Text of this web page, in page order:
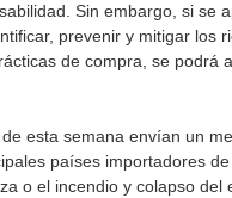
Sin embargo, si se
prevenir y mitigar los
de compra, se podrá
esta semana envían un
países importadores
o el incendio y colapso